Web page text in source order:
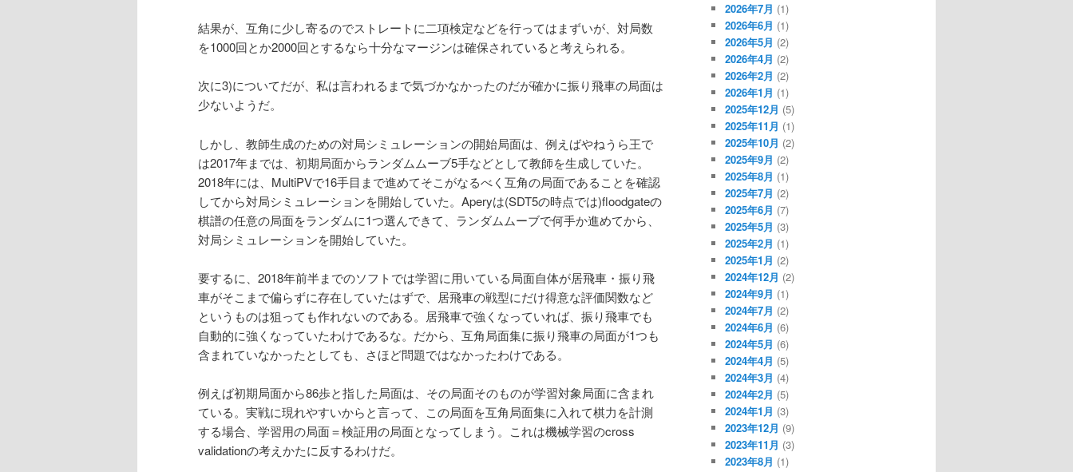
結果が、互角に少し寄るのでストレートに二項検定などを行ってはまずいが、対局数
を1000回とか2000回とするなら十分なマージンは確保されていると考えられる。
次に3)についてだが、私は言われるまで気づかなかったのだが確かに振り飛車の局面は
少ないようだ。
しかし、教師生成のための対局シミュレーションの開始局面は、例えばやねうら王で
は2017年までは、初期局面からランダムムーブ5手などとして教師を生成していた。
2018年には、MultiPVで16手目まで進めてそこがなるべく互角の局面であることを確認
してから対局シミュレーションを開始していた。Aperyは(SDT5の時点では)floodgateの
棋譜の任意の局面をランダムに1つ選んできて、ランダムムーブで何手か進めてから、
対局シミュレーションを開始していた。
要するに、2018年前半までのソフトでは学習に用いている局面自体が居飛車・振り飛
車がそこまで偏らずに存在していたはずで、居飛車の戦型にだけ得意な評価関数など
というものは狙っても作れないのである。居飛車で強くなっていれば、振り飛車でも
自動的に強くなっていたわけであるな。だから、互角局面集に振り飛車の局面が1つも
含まれていなかったとしても、さほど問題ではなかったわけである。
例えば初期局面から86歩と指した局面は、その局面そのものが学習対象局面に含まれ
ている。実戦に現れやすいからと言って、この局面を互角局面集に入れて棋力を計測
する場合、学習用の局面＝検証用の局面となってしまう。これは機械学習のcross
validationの考えかたに反するわけだ。
2026年7月 (1)
2026年6月 (1)
2026年5月 (2)
2026年4月 (2)
2026年2月 (2)
2026年1月 (1)
2025年12月 (5)
2025年11月 (1)
2025年10月 (2)
2025年9月 (2)
2025年8月 (1)
2025年7月 (2)
2025年6月 (7)
2025年5月 (3)
2025年2月 (1)
2025年1月 (2)
2024年12月 (2)
2024年9月 (1)
2024年7月 (2)
2024年6月 (6)
2024年5月 (6)
2024年4月 (5)
2024年3月 (4)
2024年2月 (5)
2024年1月 (3)
2023年12月 (9)
2023年11月 (3)
2023年8月 (1)